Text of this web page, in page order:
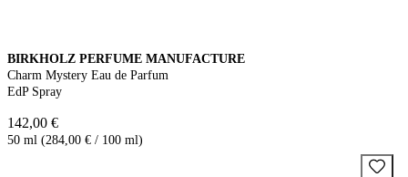
BIRKHOLZ PERFUME MANUFACTURE
Charm Mystery Eau de Parfum
EdP Spray
142,00 €
50 ml (284,00 € / 100 ml)